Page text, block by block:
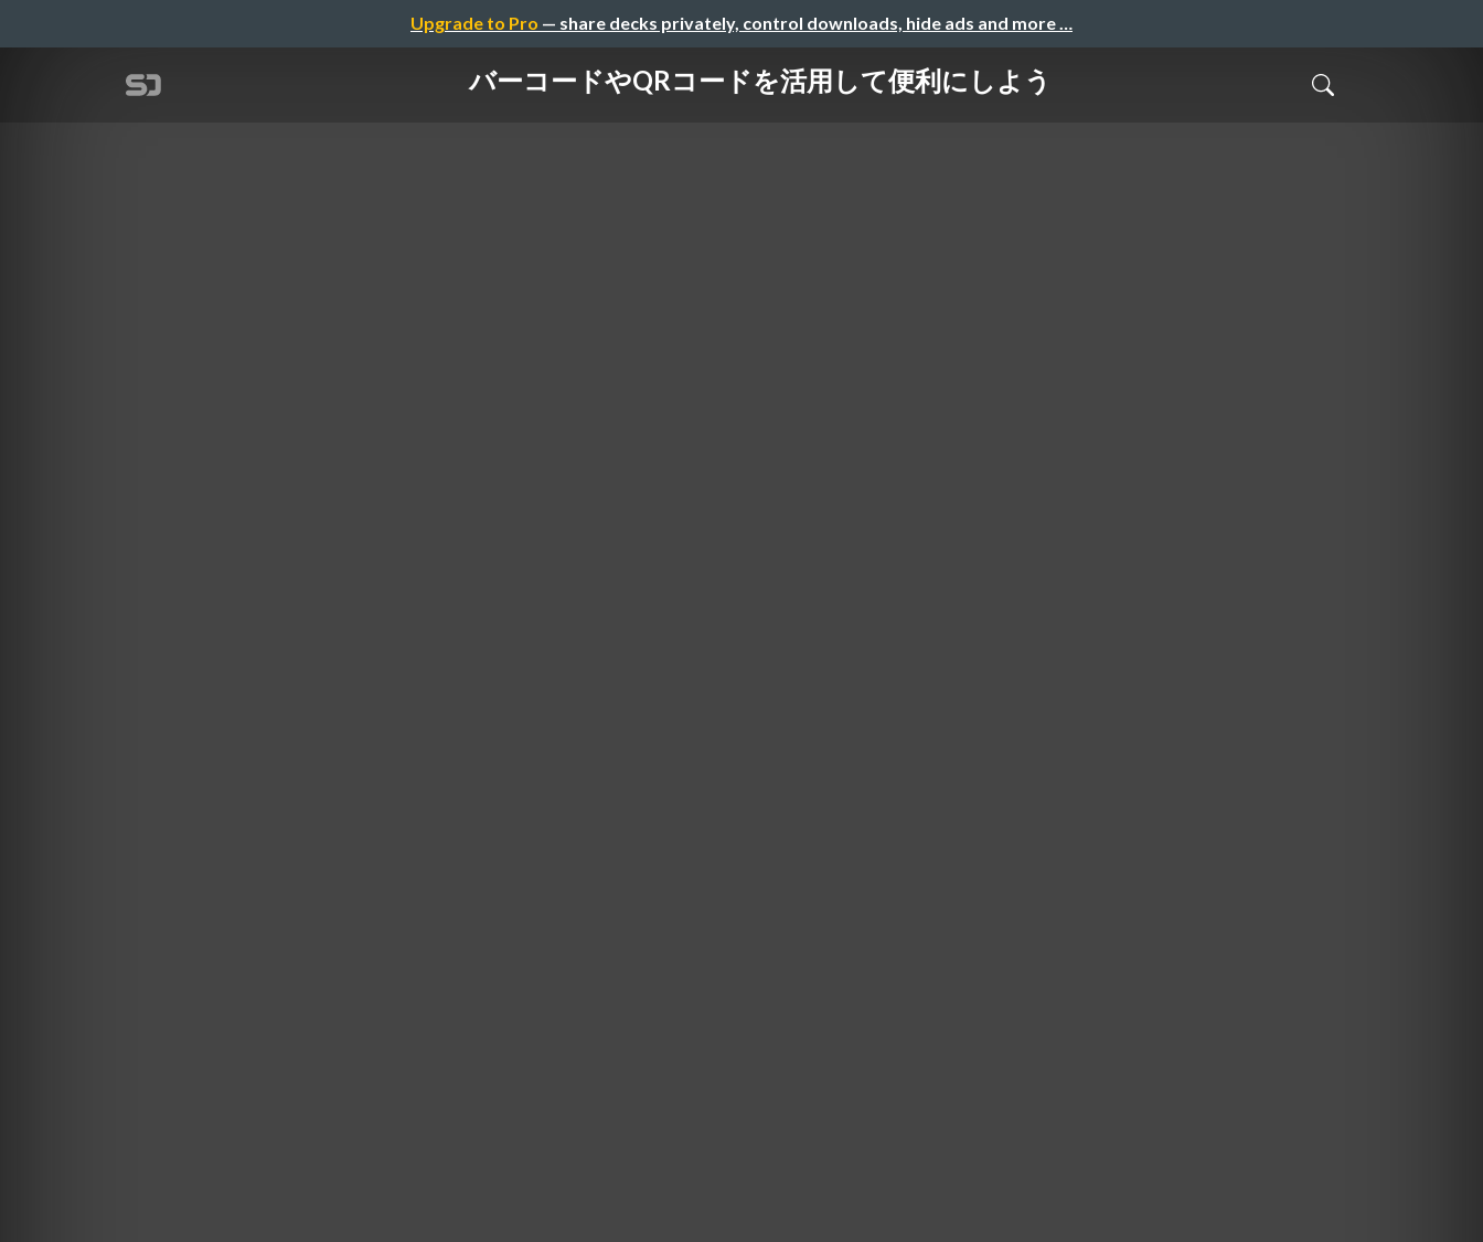
Upgrade to Pro — share decks privately, control downloads, hide ads and more …
バーコードやQRコードを活用して便利にしよう